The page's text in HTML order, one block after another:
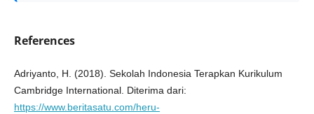
References
Adriyanto, H. (2018). Sekolah Indonesia Terapkan Kurikulum
Cambridge International. Diterima dari:
https://www.beritasatu.com/heru-